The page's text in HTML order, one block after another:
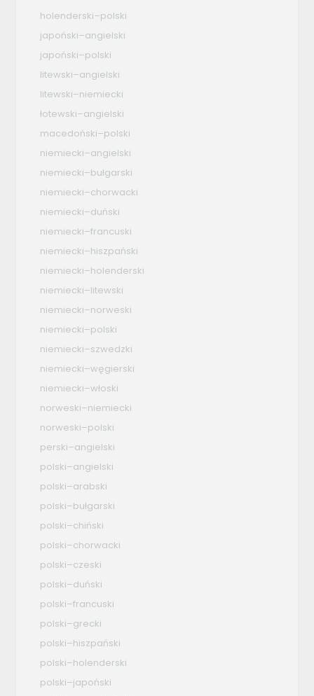
holenderski–polski
japoński–angielski
japoński–polski
litewski–angielski
litewski–niemiecki
łotewski–angielski
macedoński–polski
niemiecki–angielski
niemiecki–bułgarski
niemiecki–chorwacki
niemiecki–duński
niemiecki–francuski
niemiecki–hiszpański
niemiecki–holenderski
niemiecki–litewski
niemiecki–norweski
niemiecki–polski
niemiecki–szwedzki
niemiecki–węgierski
niemiecki–włoski
norweski–niemiecki
norweski–polski
perski–angielski
polski–angielski
polski–arabski
polski–bułgarski
polski–chiński
polski–chorwacki
polski–czeski
polski–duński
polski–francuski
polski–grecki
polski–hiszpański
polski–holenderski
polski–japoński